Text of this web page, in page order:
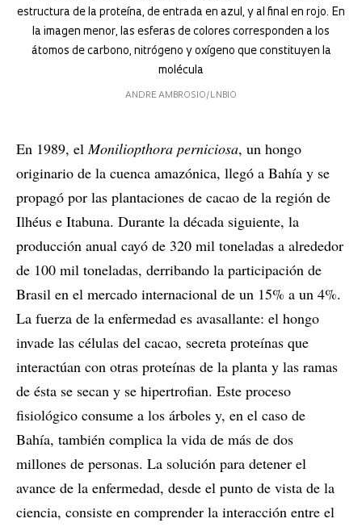
estructura de la proteína, de entrada en azul, y al final en rojo. En
la imagen menor, las esferas de colores corresponden a los
átomos de carbono, nitrógeno y oxígeno que constituyen la
molécula
ANDRE AMBROSIO/LNBIO
En 1989, el Moniliopthora perniciosa, un hongo
originario de la cuenca amazónica, llegó a Bahía y se
propagó por las plantaciones de cacao de la región de
Ilhéus e Itabuna. Durante la década siguiente, la
producción anual cayó de 320 mil toneladas a alrededor
de 100 mil toneladas, derribando la participación de
Brasil en el mercado internacional de un 15% a un 4%.
La fuerza de la enfermedad es avasallante: el hongo
invade las células del cacao, secreta proteínas que
interactúan con otras proteínas de la planta y las ramas
de ésta se secan y se hipertrofian. Este proceso
fisiológico consume a los árboles y, en el caso de
Bahía, también complica la vida de más de dos
millones de personas. La solución para detener el
avance de la enfermedad, desde el punto de vista de la
ciencia, consiste en comprender la interacción entre el